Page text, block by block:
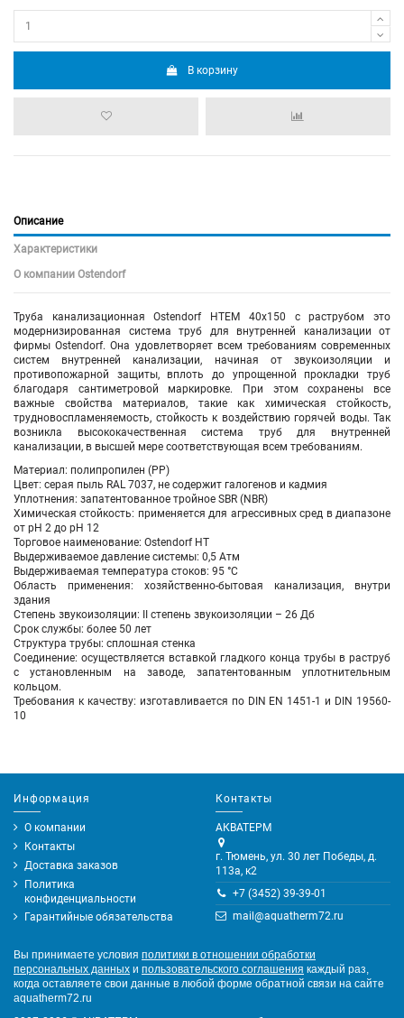
В корзину
Описание
Характеристики
О компании Ostendorf
Труба канализационная Ostendorf HTEM 40х150 с раструбом это
модернизированная система труб для внутренней канализации от
фирмы Ostendorf. Она удовлетворяет всем требованиям современных
систем внутренней канализации, начиная от звукоизоляции и
противопожарной защиты, вплоть до упрощенной прокладки труб
благодаря сантиметровой маркировке. При этом сохранены все
важные свойства материалов, такие как химическая стойкость,
трудновоспламеняемость, стойкость к воздействию горячей воды. Так
возникла высококачественная система труб для внутренней
канализации, в высшей мере соответствующая всем требованиям.
Материал: полипропилен (PP)
Цвет: серая пыль RAL 7037, не содержит галогенов и кадмия
Уплотнения: запатентованное тройное SBR (NBR)
Химическая стойкость: применяется для агрессивных сред в диапазоне
от pH 2 до pH 12
Торговое наименование: Ostendorf HT
Выдерживаемое давление системы: 0,5 Атм
Выдерживаемая температура стоков: 95 °C
Область применения: хозяйственно-бытовая канализация, внутри
здания
Степень звукоизоляции: II степень звукоизоляции – 26 Дб
Срок службы: более 50 лет
Структура трубы: сплошная стенка
Соединение: осуществляется вставкой гладкого конца трубы в раструб
с установленным на заводе, запатентованным уплотнительным
кольцом.
Требования к качеству: изготавливается по DIN EN 1451-1 и DIN 19560-
10
Информация
О компании
Контакты
Доставка заказов
Политика
конфиденциальности
Гарантийные обязательства
Контакты
АКВАТЕРМ
г. Тюмень, ул. 30 лет Победы, д.
113а, к2
+7 (3452) 39-39-01
mail@aquatherm72.ru
Вы принимаете условия политики в отношении обработки
персональных данных и пользовательского соглашения каждый раз,
когда оставляете свои данные в любой форме обратной связи на сайте
aquatherm72.ru